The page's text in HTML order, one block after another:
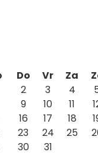
Do Vr Za
2 3 4
9 10 11
16 17 18
23 24 25
30 31